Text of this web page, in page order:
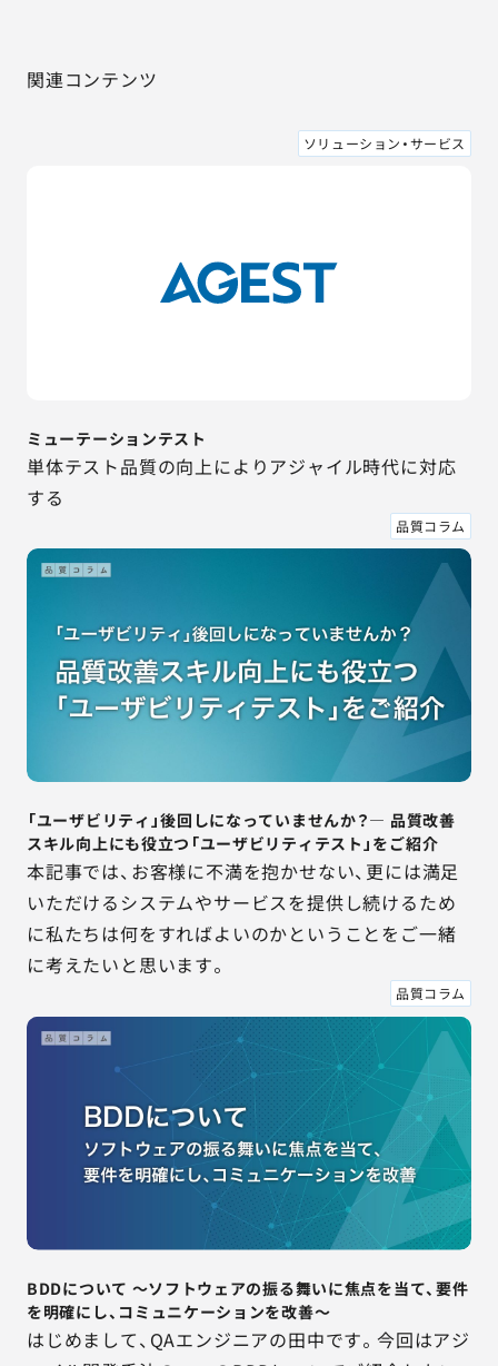
関連コンテンツ
ソリューション・サービス
ミューテーションテスト
単体テスト品質の向上によりアジャイル時代に対応
する
品質コラム
「ユーザビリティ」後回しになっていませんか？― 品質改善
スキル向上にも役立つ「ユーザビリティテスト」をご紹介
本記事では、お客様に不満を抱かせない、更には満足
いただけるシステムやサービスを提供し続けるため
に私たちは何をすればよいのかということをご一緒
に考えたいと思います。
品質コラム
BDDについて ～ソフトウェアの振る舞いに焦点を当て、要件
を明確にし、コミュニケーションを改善～
はじめまして、QAエンジニアの田中です。今回はアジ